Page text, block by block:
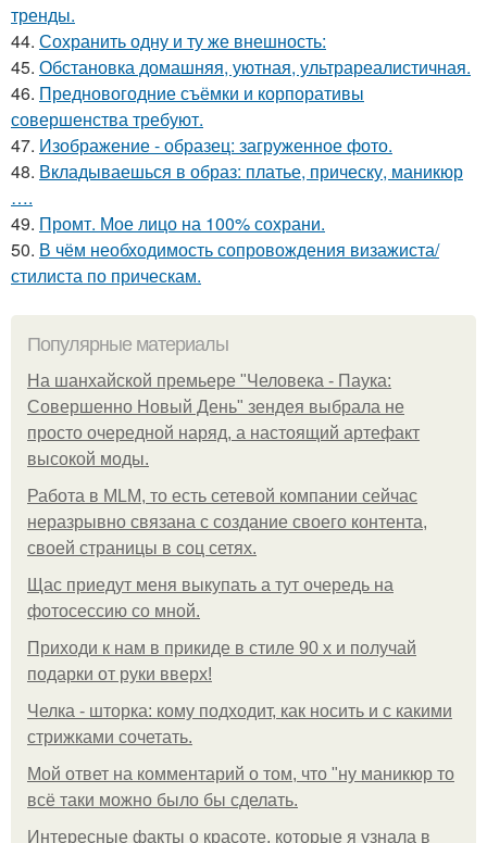
тренды.
44. Сохранить одну и ту же внешность:
45. Обстановка домашняя, уютная, ультрареалистичная.
46. Предновогодние съёмки и корпоративы
совершенства требуют.
47. Изображение - образец: загруженное фото.
48. Вкладываешься в образ: платье, прическу, маникюр
….
49. Промт. Мое лицо на 100% сохрани.
50. В чём необходимость сопровождения визажиста/
стилиста по прическам.
Популярные материалы
На шанхайской премьере "Человека - Паука:
Совершенно Новый День" зендея выбрала не
просто очередной наряд, а настоящий артефакт
высокой моды.
Работа в MLM, то есть сетевой компании сейчас
неразрывно связана с создание своего контента,
своей страницы в соц сетях.
Щас приедут меня выкупать а тут очередь на
фотосессию со мной.
Приходи к нам в прикиде в стиле 90 х и получай
подарки от руки вверх!
Челка - шторка: кому подходит, как носить и с какими
стрижками сочетать.
Мой ответ на комментарий о том, что "ну маникюр то
всё таки можно было бы сделать.
Интересные факты о красоте, которые я узнала в